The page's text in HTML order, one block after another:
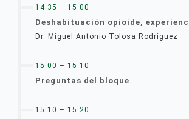
14:35 – 15:00
Deshabituación opioide,
Dr. Miguel Antonio Tolosa Rodríguez
15:00 – 15:10
Preguntas del bloque
15:10 – 15:20